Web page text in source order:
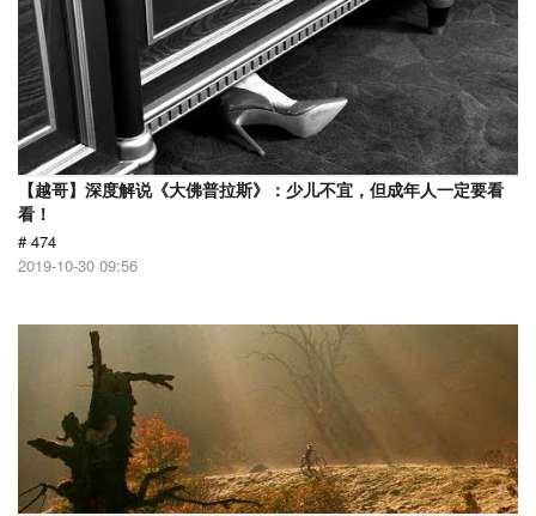
【越哥】深度解说《大佛普拉斯》：少儿不宜，但成年人一定要看
看！
# 474
2019-10-30 09:56